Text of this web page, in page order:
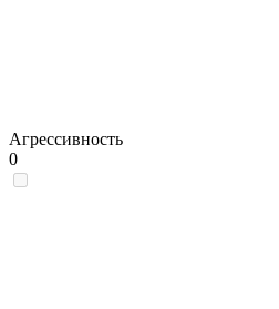
Агрессивность
0